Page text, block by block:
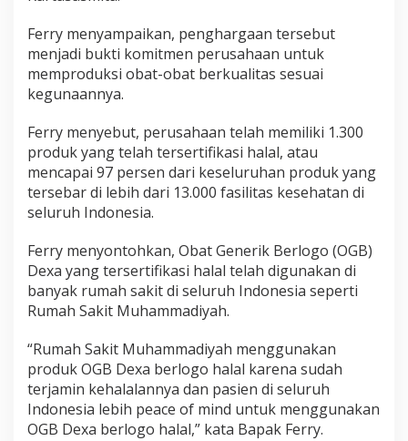
Ferry menyampaikan, penghargaan tersebut
menjadi bukti komitmen perusahaan untuk
memproduksi obat-obat berkualitas sesuai
kegunaannya.
Ferry menyebut, perusahaan telah memiliki 1.300
produk yang telah tersertifikasi halal, atau
mencapai 97 persen dari keseluruhan produk yang
tersebar di lebih dari 13.000 fasilitas kesehatan di
seluruh Indonesia.
Ferry menyontohkan, Obat Generik Berlogo (OGB)
Dexa yang tersertifikasi halal telah digunakan di
banyak rumah sakit di seluruh Indonesia seperti
Rumah Sakit Muhammadiyah.
“Rumah Sakit Muhammadiyah menggunakan
produk OGB Dexa berlogo halal karena sudah
terjamin kehalalannya dan pasien di seluruh
Indonesia lebih peace of mind untuk menggunakan
OGB Dexa berlogo halal,” kata Bapak Ferry.